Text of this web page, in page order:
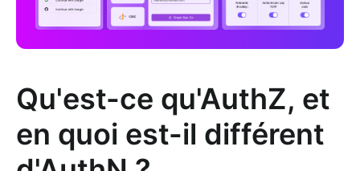
Qu'est-ce qu'AuthZ, et
en quoi est-il différent